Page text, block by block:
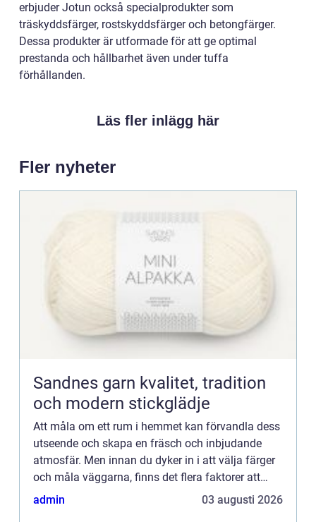
erbjuder Jotun också specialprodukter som
träskyddsfärger, rostskyddsfärger och betongfärger.
Dessa produkter är utformade för att ge optimal
prestanda och hållbarhet även under tuffa
förhållanden.
Läs fler inlägg här
Fler nyheter
Sandnes garn kvalitet, tradition
och modern stickglädje
Att måla om ett rum i hemmet kan förvandla dess
utseende och skapa en fräsch och inbjudande
atmosfär. Men innan du dyker in i att välja färger
och måla väggarna, finns det flera faktorer att
överväg...
admin 03 augusti 2026